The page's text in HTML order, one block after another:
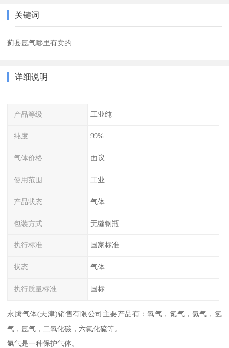
关键词
蓟县氩气哪里有卖的
详细说明
产品等级 工业纯
纯度 99%
气体价格 面议
使用范围 工业
产品状态 气体
包装方式 无缝钢瓶
执行标准 国家标准
状态 气体
执行质量标准 国标
永腾气体(天津)销售有限公司主要产品有：氧气，氮气，氦气，氢
气，氩气，二氧化碳，六氟化硫等。
氩气是一种保护气体。